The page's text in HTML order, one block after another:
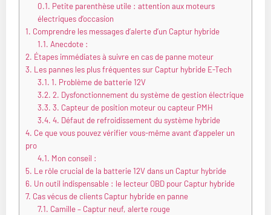
0.1. Petite parenthèse utile : attention aux moteurs
électriques d’occasion
1. Comprendre les messages d’alerte d’un Captur hybride
1.1. Anecdote :
2. Étapes immédiates à suivre en cas de panne moteur
3. Les pannes les plus fréquentes sur Captur hybride E-Tech
3.1. 1. Problème de batterie 12V
3.2. 2. Dysfonctionnement du système de gestion électrique
3.3. 3. Capteur de position moteur ou capteur PMH
3.4. 4. Défaut de refroidissement du système hybride
4. Ce que vous pouvez vérifier vous-même avant d’appeler un
pro
4.1. Mon conseil :
5. Le rôle crucial de la batterie 12V dans un Captur hybride
6. Un outil indispensable : le lecteur OBD pour Captur hybride
7. Cas vécus de clients Captur hybride en panne
7.1. Camille – Captur neuf, alerte rouge